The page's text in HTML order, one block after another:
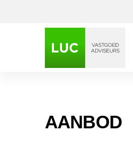
AANBOD